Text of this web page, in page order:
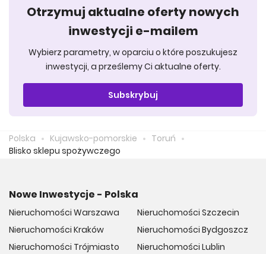
Otrzymuj aktualne oferty nowych
inwestycji e-mailem
Wybierz parametry, w oparciu o które poszukujesz
inwestycji, a prześlemy Ci aktualne oferty.
Subskrybuj
Polska Kujawsko-pomorskie
Toruń
Blisko sklepu spożywczego
Nowe Inwestycje - Polska
Nieruchomości Warszawa
Nieruchomości Kraków
Nieruchomości Trójmiasto
Nieruchomości Szczecin
Nieruchomości Bydgoszcz
Nieruchomości Lublin